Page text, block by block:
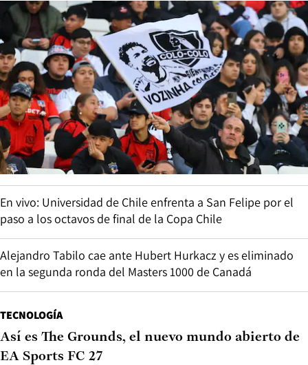
En vivo: Universidad de Chile enfrenta a San Felipe por el
paso a los octavos de final de la Copa Chile
Alejandro Tabilo cae ante Hubert Hurkacz y es eliminado
en la segunda ronda del Masters 1000 de Canadá
TECNOLOGÍA
Así es The Grounds, el nuevo mundo abierto de
EA Sports FC 27